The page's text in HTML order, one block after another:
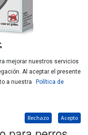
mejorar nuestros servicios
Al aceptar el presente
a nuestra
Política de
Rechazo Acepto